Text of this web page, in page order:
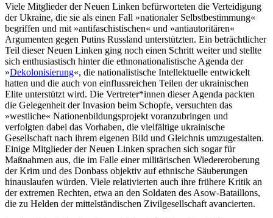
Viele Mitglieder der Neuen Linken befürworteten die Verteidigung
der Ukraine, die sie als einen Fall »nationaler Selbstbestimmung«
begriffen und mit »antifaschistischen« und »antiautoritären«
Argumenten gegen Putins Russland unterstützten. Ein beträchtlicher
Teil dieser Neuen Linken ging noch einen Schritt weiter und stellte
sich enthusiastisch hinter die ethnonationalistische Agenda der
»Dekolonisierung«, die nationalistische Intellektuelle entwickelt
hatten und die auch von einflussreichen Teilen der ukrainischen
Elite unterstützt wird. Die Vertreter*innen dieser Agenda packten
die Gelegenheit der Invasion beim Schopfe, versuchten das
»westliche« Nationenbildungsprojekt voranzubringen und
verfolgten dabei das Vorhaben, die vielfältige ukrainische
Gesellschaft nach ihrem eigenen Bild und Gleichnis umzugestalten.
Einige Mitglieder der Neuen Linken sprachen sich sogar für
Maßnahmen aus, die im Falle einer militärischen Wiedereroberung
der Krim und des Donbass objektiv auf ethnische Säuberungen
hinauslaufen würden. Viele relativierten auch ihre frühere Kritik an
der extremen Rechten, etwa an den Soldaten des Asow-Bataillons,
die zu Helden der mittelständischen Zivilgesellschaft avancierten.